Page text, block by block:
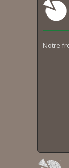
Notre